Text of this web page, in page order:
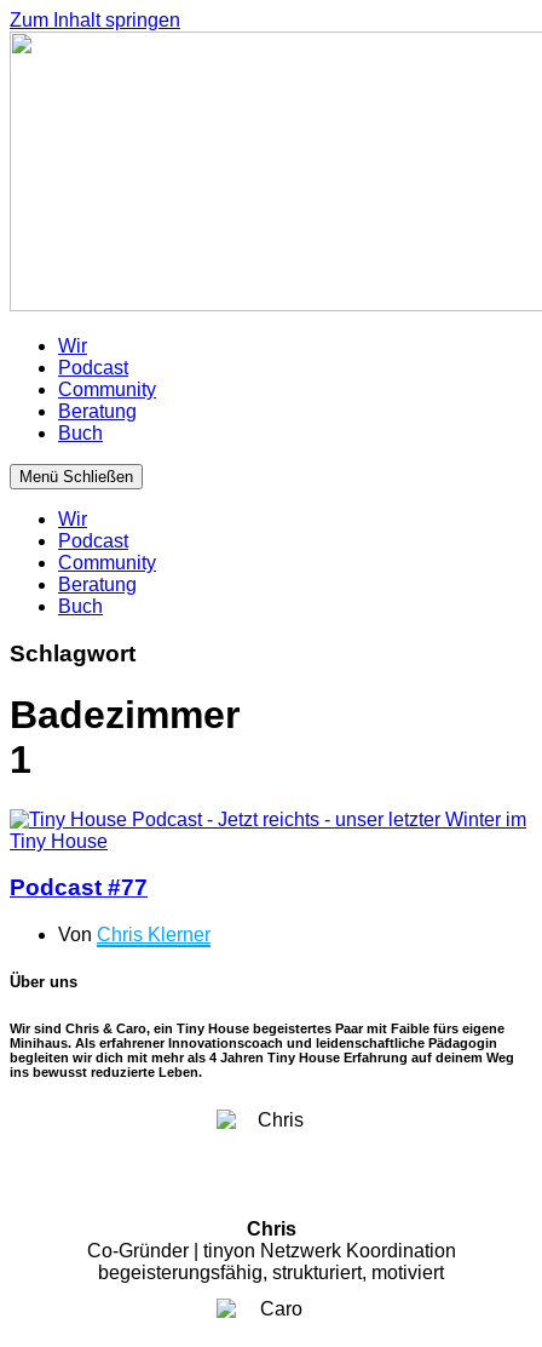
Zum Inhalt springen
Wir
Podcast
Community
Beratung
Buch
Menü Schließen
Wir
Podcast
Community
Beratung
Buch
Schlagwort
Badezimmer
1
Podcast #77
Von Chris Klerner
Über uns
Wir sind Chris & Caro, ein Tiny House begeistertes Paar mit Faible fürs eigene
Minihaus. Als erfahrener Innovationscoach und leidenschaftliche Pädagogin
begleiten wir dich mit mehr als 4 Jahren Tiny House Erfahrung auf deinem Weg
ins bewusst reduzierte Leben.
Chris
Co-Gründer | tinyon Netzwerk Koordination
begeisterungsfähig, strukturiert, motiviert